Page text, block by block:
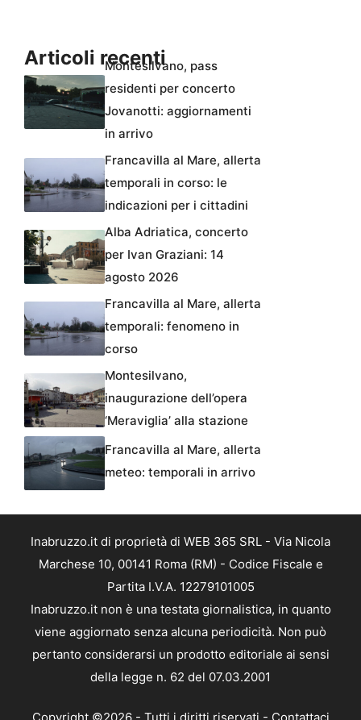
Articoli recenti
Montesilvano, pass
residenti per concerto
Jovanotti: aggiornamenti
in arrivo
Francavilla al Mare, allerta
temporali in corso: le
indicazioni per i cittadini
Alba Adriatica, concerto
per Ivan Graziani: 14
agosto 2026
Francavilla al Mare, allerta
temporali: fenomeno in
corso
Montesilvano,
inaugurazione dell’opera
‘Meraviglia’ alla stazione
Francavilla al Mare, allerta
meteo: temporali in arrivo
Inabruzzo.it di proprietà di WEB 365 SRL - Via Nicola
Marchese 10, 00141 Roma (RM) - Codice Fiscale e
Partita I.V.A. 12279101005
Inabruzzo.it non è una testata giornalistica, in quanto
viene aggiornato senza alcuna periodicità. Non può
pertanto considerarsi un prodotto editoriale ai sensi
della legge n. 62 del 07.03.2001